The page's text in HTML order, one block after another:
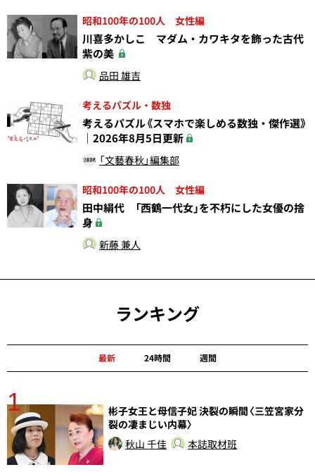
昭和100年の100人 女性編
川喜多かしこ マダム・カワキタを飾った古代
紫の美
品田 雄吉
考えるパズル・数独
考えるパズル《スマホで楽しめる数独・傑作選》
｜2026年8月5日更新
「文藝春秋」編集部
昭和100年の100人 女性編
田中絹代 「西鶴一代女」を不朽にした女優の捨
身
新藤 兼人
ランキング
最新 24時間 週間
1
彬子女王と母信子妃 決裂の瞬間〈三笠宮家分
裂の凄まじい内幕〉
秋山 千佳
本誌取材班